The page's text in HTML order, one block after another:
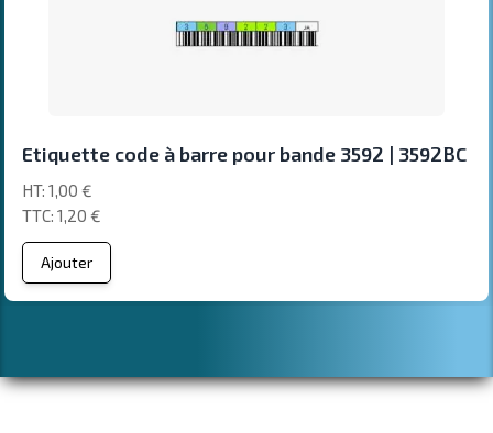
Etiquette code à barre pour bande 3592 | 3592BC
1,20 €
1,00 €
Ajouter